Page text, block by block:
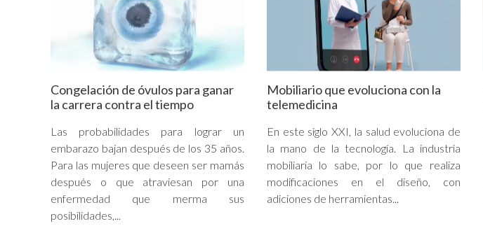
Congelación de óvulos para ganar
la carrera contra el tiempo
Las probabilidades para lograr un
embarazo bajan después de los 35 años.
Para las mujeres que deseen ser mamás
después o que atraviesan por una
enfermedad que merma sus
posibilidades,...
Mobiliario que evoluciona con la
telemedicina
En este siglo XXI, la salud evoluciona de
la mano de la tecnología. La industria
mobiliaria lo sabe, por lo que realiza
modificaciones en el diseño, con
adiciones de herramientas...